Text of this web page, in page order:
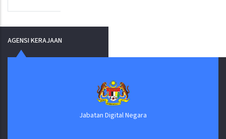
AGENSI KERAJAAN
Jabatan Digital Negara